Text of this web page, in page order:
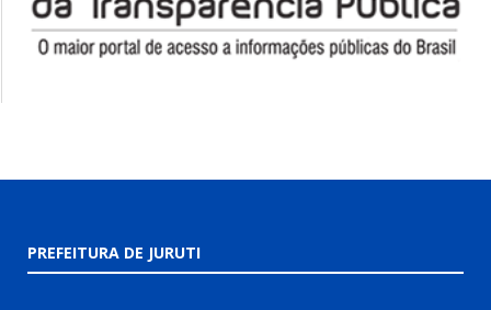
PREFEITURA DE JURUTI